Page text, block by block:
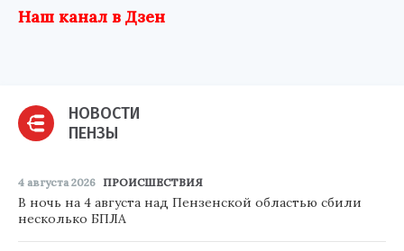
Наш канал в Дзен
НОВОСТИ
ПЕНЗЫ
4 августа 2026 ПРОИСШЕСТВИЯ
В ночь на 4 августа над Пензенской областью сбили
несколько БПЛА